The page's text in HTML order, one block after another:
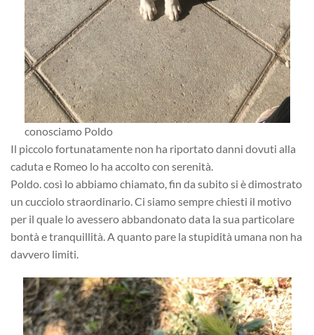
conosciamo Poldo
Il piccolo fortunatamente non ha riportato danni dovuti alla
caduta e Romeo lo ha accolto con serenità.
Poldo. così lo abbiamo chiamato, fin da subito si è dimostrato
un cucciolo straordinario. Ci siamo sempre chiesti il motivo
per il quale lo avessero abbandonato data la sua particolare
bontà e tranquillità. A quanto pare la stupidità umana non ha
davvero limiti.